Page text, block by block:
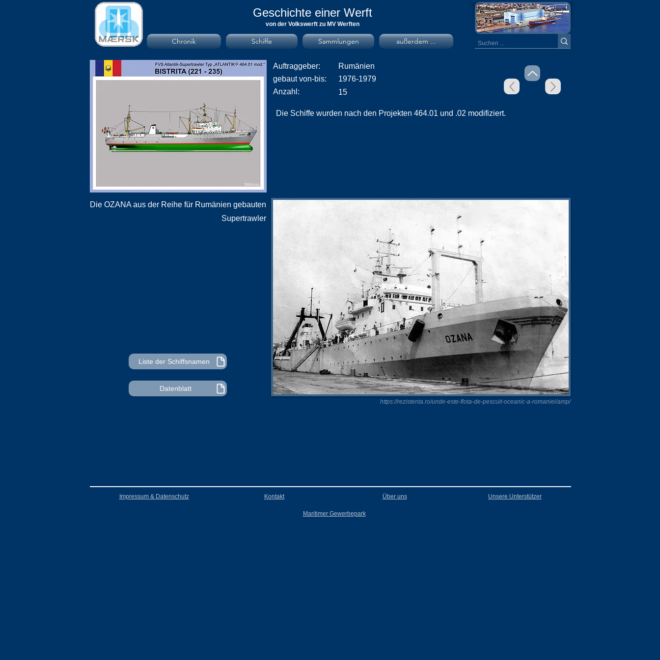
Geschichte einer Werft
von der Volkswerft zu MV Werften
Chronik Schiffe Sammlungen außerdem ...
Die OZANA aus der Reihe für Rumänien gebauten
Supertrawler
Liste der Schiffsnamen
Datenblatt
Auftraggeber:
​gebaut von-bis:
Anzahl:
Rumänien
1976-1979
15
Die Schiffe wurden nach den Projekten 464.01 und .02 modifiziert.
https://rezistenta.ro/unde-este-flota-de-pescuit-oceanic-a-romaniei/amp/
Impressum & Datenschutz Kontakt Über uns Unsere Unterstützer
Maritimer Gewerbepark